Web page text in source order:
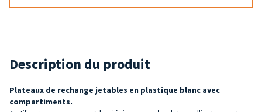
Description du produit
Plateaux de rechange jetables en plastique blanc avec
compartiments.